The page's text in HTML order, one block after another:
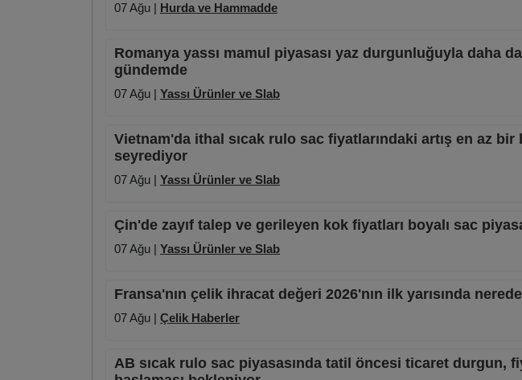
07 Ağu | Hurda ve Hammadde
Romanya yassı mamul piyasası yaz durgunluğuyla daha
gündemde
07 Ağu | Yassı Ürünler ve Slab
Vietnam'da ithal sıcak rulo sac fiyatlarındaki artış en az
seyrediyor
07 Ağu | Yassı Ürünler ve Slab
Çin'de zayıf talep ve gerileyen kok fiyatları boyalı sac
07 Ağu | Yassı Ürünler ve Slab
Fransa'nın çelik ihracat değeri 2026'nın ilk yarısında
07 Ağu | Çelik Haberler
AB sıcak rulo sac piyasasında tatil öncesi ticaret durgun,